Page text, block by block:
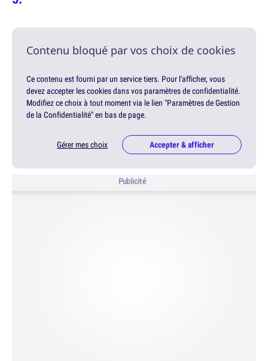
Contenu bloqué par vos choix de cookies
Ce contenu est fourni par un service tiers. Pour l'afficher, vous
devez accepter les cookies dans vos paramètres de confidentialité.
Modifiez ce choix à tout moment via le lien "Paramètres de Gestion
de la Confidentialité" en bas de page.
Gérer mes choix Accepter & afficher
Publicité